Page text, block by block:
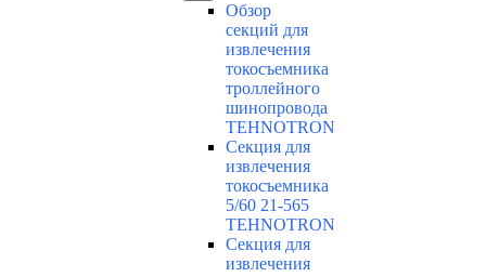
Обзор
секций для
извлечения
токосъемника
троллейного
шинопровода
TEHNOTRON
Секция для
извлечения
токосъемника
5/60 21-565
TEHNOTRON
Секция для
извлечения